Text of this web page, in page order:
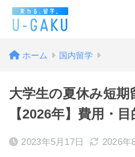
ホーム 国内留学
大学生の夏休み短期
【2026年】費用・
2023年5月17日 2026年